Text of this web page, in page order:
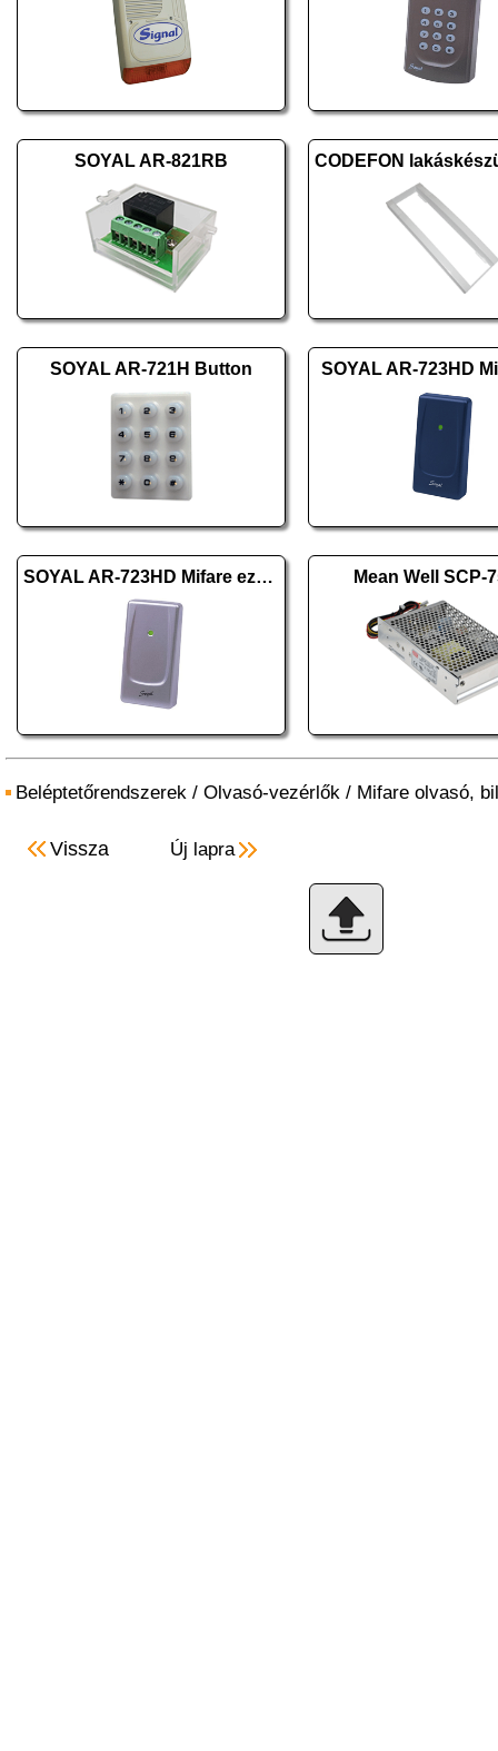
SOYAL AR-821RB
SOYAL AR-721H Button SOYAL AR-723HD
SOYAL AR-723HD Mifare ezüst Mean Well SCP-
Beléptetőrendszerek / Olvasó-vezérlők / Mifare olvasó,
Vissza Új lapra